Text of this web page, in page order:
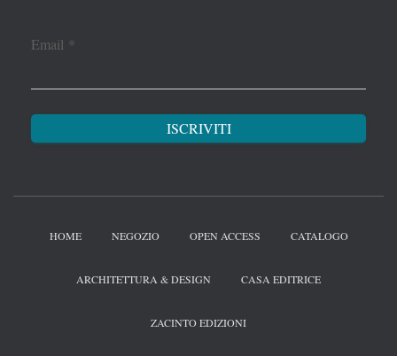
Email *
HOME NEGOZIO OPEN ACCESS CATALOGO
ARCHITETTURA & DESIGN CASA EDITRICE
ZACINTO EDIZIONI